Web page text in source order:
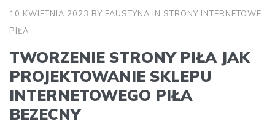
10 KWIETNIA 2023 BY FAUSTYNA IN STRONY INTERNETOWE
PIŁA
TWORZENIE STRONY PIŁA JAK
PROJEKTOWANIE SKLEPU
INTERNETOWEGO PIŁA
BEZECNY